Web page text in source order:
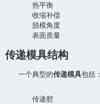
热平衡
收缩补偿
脱模角度
表面质量
传递模具结构
一个典型的传递模具包括：
传递腔